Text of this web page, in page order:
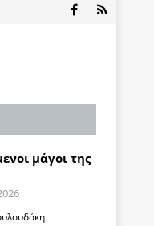
μάγοι της